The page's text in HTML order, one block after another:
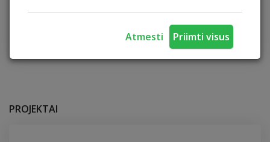
Atmesti Priimti visus
PROJEKTAI